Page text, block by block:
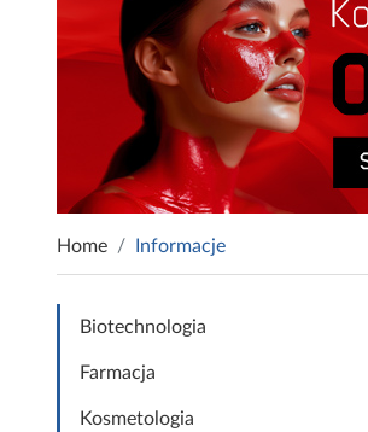
Home Informacje
Biotechnologia
Farmacja
Kosmetologia